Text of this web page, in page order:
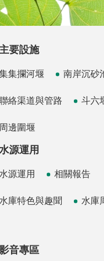
主要設施
集攔河堰 南岸沉砂
絡渠道與管路 斗六
周邊圍堰
源運用
源運用 相關報告
庫特色與趣聞 水庫
音專區